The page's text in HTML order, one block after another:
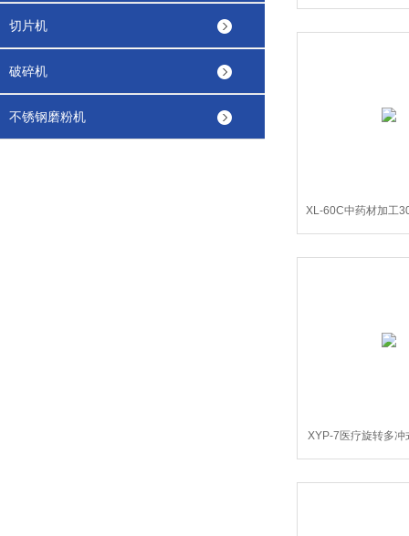
切片机
破碎机
不锈钢磨粉机
碎机
XL-60C中药材加工
打粉机
XYP-7医疗旋转多冲
药压片